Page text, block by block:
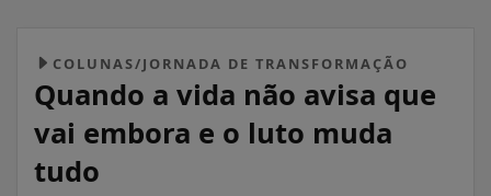
COLUNAS/JORNADA DE TRANSFORMAÇÃO
Quando a vida não avisa que
vai embora e o luto muda
tudo